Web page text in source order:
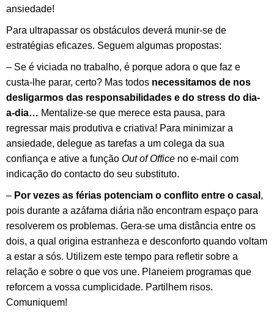
ansiedade!
Para ultrapassar os obstáculos deverá munir-se de
estratégias eficazes. Seguem algumas propostas:
– Se é viciada no trabalho, é porque adora o que faz e
custa-lhe parar, certo? Mas todos necessitamos de nos
desligarmos das responsabilidades e do stress do dia-
a-dia… Mentalize-se que merece esta pausa, para
regressar mais produtiva e criativa! Para minimizar a
ansiedade, delegue as tarefas a um colega da sua
confiança e ative a função Out of Office no e-mail com
indicação do contacto do seu substituto.
– Por vezes as férias potenciam o conflito entre o casal ,
pois durante a azáfama diária não encontram espaço para
resolverem os problemas. Gera-se uma distância entre os
dois, a qual origina estranheza e desconforto quando voltam
a estar a sós. Utilizem este tempo para refletir sobre a
relação e sobre o que vos une. Planeiem programas que
reforcem a vossa cumplicidade. Partilhem risos.
Comuniquem!